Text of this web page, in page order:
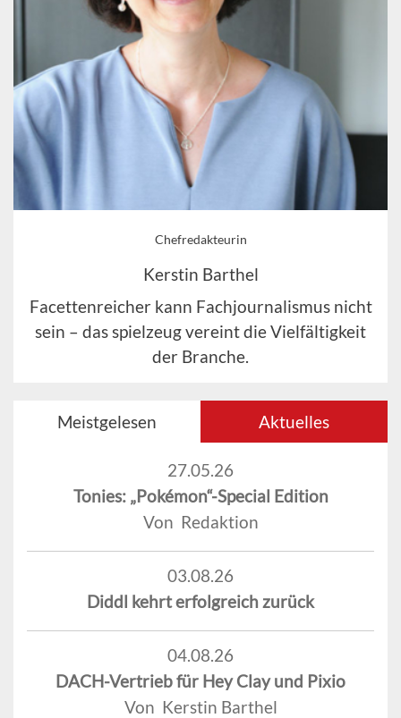
Chefredakteurin
Kerstin Barthel
Facettenreicher kann Fachjournalismus nicht
sein – das spielzeug vereint die Vielfältigkeit
der Branche.
Meistgelesen Aktuelles
27.05.26
Tonies: „Pokémon“-Special Edition
Von Redaktion
03.08.26
Diddl kehrt erfolgreich zurück
04.08.26
DACH-Vertrieb für Hey Clay und Pixio
Von Kerstin Barthel